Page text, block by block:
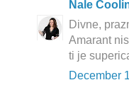
Nale
Divne,
Amarant
ti je
December